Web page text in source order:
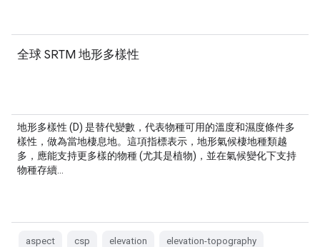
全球 SRTM 地形多樣性
地形多樣性 (D) 是替代變數，代表物種可用的溫度和濕度條件多
樣性，做為當地棲息地。這項指標表示，地形氣候棲地種類越
多，應能支持更多樣的物種 (尤其是植物)，並在氣候變化下支持
物種存續…
aspect csp elevation elevation-topography